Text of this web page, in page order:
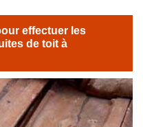
effectuer les
de toit à